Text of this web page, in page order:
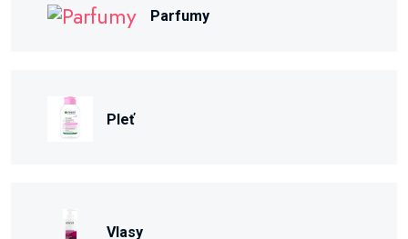
Parfumy
Pleť
Vlasy